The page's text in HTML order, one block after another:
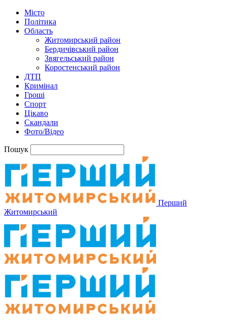
Місто
Політика
Область
Житомирський район
Бердичівський район
Звягельський район
Коростенський район
ДТП
Кримінал
Гроші
Спорт
Цікаво
Скандали
Фото/Відео
Пошук
Перший
Житомирський